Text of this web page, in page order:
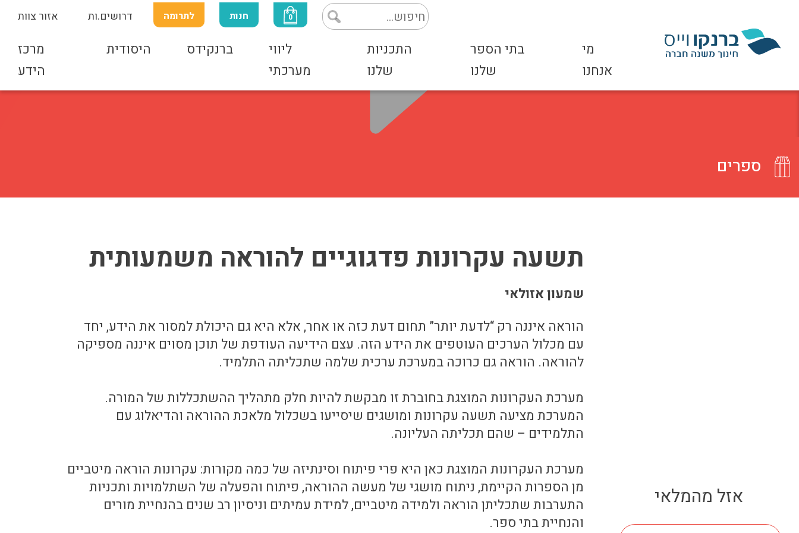
0 חנות לתרומה דרושים.ות אזור צוות
מי
אנחנו
בתי הספר
שלנו
התכניות
שלנו
ליווי
מערכתי
ברנקידס היסודית
מרכז
הידע
ספרים
אזל מהמלאי
תשעה עקרונות פדגוגיים להוראה משמעותית
שמעון אזולאי
הוראה איננה רק “לדעת יותר” תחום דעת כזה או אחר, אלא היא גם היכולת למסור את הידע, יחד
עם מכלול הערכים העוטפים את הידע הזה. עצם הידיעה העודפת של תוכן מסוים איננה מספיקה
להוראה. הוראה גם כרוכה במערכת ערכית שלמה שתכליתה התלמיד.
מערכת העקרונות המוצגת בחוברת זו מבקשת להיות חלק מתהליך ההשתכללות של המורה.
המערכת מציעה תשעה עקרונות ומושגים שיסייעו בשכלול מלאכת ההוראה והדיאלוג עם
התלמידים – שהם תכליתה העליונה.
מערכת העקרונות המוצגת כאן היא פרי פיתוח וסינתיזה של כמה מקורות: עקרונות הוראה מיטביים
מן הספרות הקיימת, ניתוח מושגי של מעשה ההוראה, פיתוח והפעלה של השתלמויות ותכניות
התערבות שתכליתן הוראה ולמידה מיטביים, למידת עמיתים וניסיון רב שנים בהנחיית מורים
והנחיית בתי ספר.